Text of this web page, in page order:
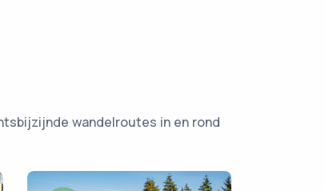
wandelroutes in en rond